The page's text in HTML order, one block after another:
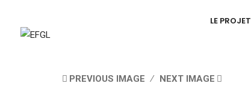
LE PROJET
PREVIOUS IMAGE NEXT IMAGE